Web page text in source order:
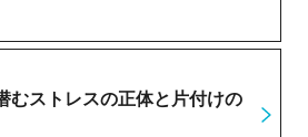
むストレスの正体と片付けの